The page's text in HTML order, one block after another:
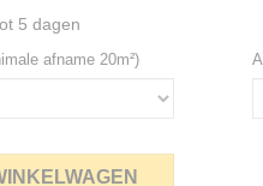
5 dagen
afname 20m²)